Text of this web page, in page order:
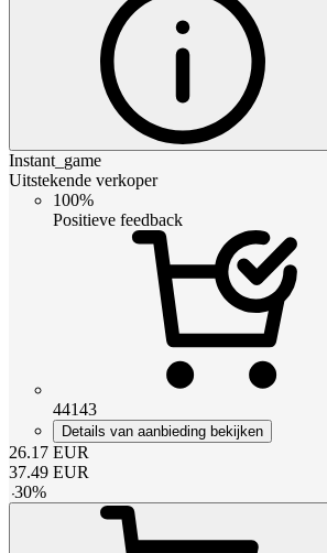
Instant_game
Uitstekende verkoper
100%
Positieve feedback
44143
Details van aanbieding bekijken
26.17 EUR
37.49 EUR
-30%